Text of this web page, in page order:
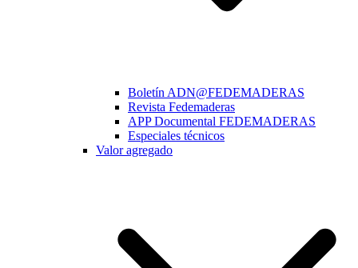
Boletín ADN@FEDEMADERAS
Revista Fedemaderas
APP Documental FEDEMADERAS
Especiales técnicos
Valor agregado